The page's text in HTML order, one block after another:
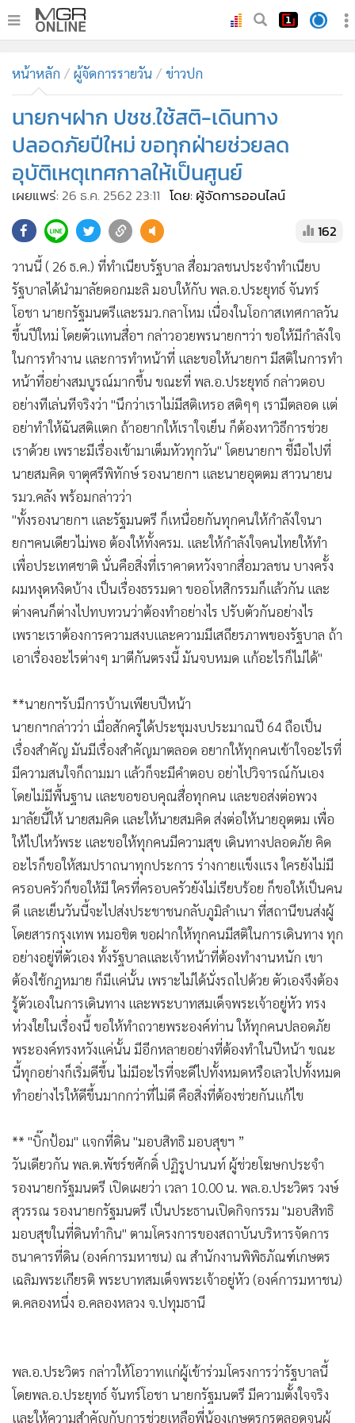
ทันเหตุการณ์
• ภาคใต้
ภูมิภาค
• บันเทิง
• คอลัมนิสต์
ละคร
•
CbizReview
• Cyber BIZ
• ผู้จัดกวน
• Good health & Well-being
• Green Innovation & SD
• Management & HR
• MGR Live
• Infographic
• การเมือง
• ท่องเที่ยว
กีฬา
• ต่างประเทศ
Special Scoop
เศรษฐกิจ-ธุรกิจ
• ชุมชน-คุณภาพชีวิต
• Motoring
• เกม
• วิทยาศาสตร์
• SMEs
• หุ้น
• อินโดจีน
• กองทุนรวม
• Celeb Online
• Factcheck
• ญี่ปุ่น
News1
•
Gotomanager
หน้าหลัก ผู้จัดการรายวัน ข่าวปก
นายกฯฝาก ปชช.ใช้สติ-เดินทาง
ปลอดภัยปีใหม่ ขอทุกฝ่ายช่วยลด
อุบัติเหตุเทศกาลให้เป็นศูนย์
เผยแพร่: 26 ธ.ค. 2562 23:11 โดย: ผู้จัดการออนไลน์
162
วานนี้ ( 26 ธ.ค.) ที่ทำเนียบรัฐบาล สื่อมวลชนประจำทำเนียบ
รัฐบาลได้นำมาลัยดอกมะลิ มอบให้กับ พล.อ.ประยุทธ์ จันทร์
โอชา นายกรัฐมนตรีและรมว.กลาโหม เนื่องในโอกาสเทศกาลวัน
ขึ้นปีใหม่ โดยตัวแทนสื่อฯ กล่าวอวยพรนายกฯว่า ขอให้มีกำลังใจ
ในการทำงาน และการทำหน้าที่ และขอให้นายกฯ มีสติในการทำ
หน้าที่อย่างสมบูรณ์มากขึ้น ขณะที่ พล.อ.ประยุทธ์ กล่าวตอบ
อย่างทีเล่นทีจริงว่า "นึกว่าเราไม่มีสติเหรอ สติๆๆ เรามีตลอด แต่
อย่าทำให้ฉันสติแตก ถ้าอยากให้เราใจเย็น ก็ต้องหาวิธีการช่วย
เราด้วย เพราะมีเรื่องเข้ามาเต็มหัวทุกวัน" โดยนายกฯ ชี้มือไปที่
นายสมคิด จาตุศรีพิทักษ์ รองนายกฯ และนายอุตตม สาวนายน
รมว.คลัง พร้อมกล่าวว่า
"ทั้งรองนายกฯ และรัฐมนตรี ก็เหนื่อยกันทุกคนให้กำลังใจนา
ยกฯคนเดียวไม่พอ ต้องให้ทั้งครม. และให้กำลังใจคนไทยให้ทำ
เพื่อประเทศชาติ นั่นคือสิ่งที่เราคาดหวังจากสื่อมวลชน บางครั้ง
ผมหงุดหงิดบ้าง เป็นเรื่องธรรมดา ขออโหสิกรรมก็แล้วกัน และ
ต่างคนก็ต่างไปทบทวนว่าต้องทำอย่างไร ปรับตัวกันอย่างไร
เพราะเราต้องการความสงบและความมีเสถียรภาพของรัฐบาล ถ้า
เอาเรื่องอะไรต่างๆ มาตีกันตรงนี้ มันจบหมด แก้อะไรก็ไม่ได้"
**นายกฯรับมีการบ้านเพียบปีหน้า
นายกฯกล่าวว่า เมื่อสักครู่ได้ประชุมงบประมาณปี 64 ถือเป็น
เรื่องสำคัญ มันมีเรื่องสำคัญมาตลอด อยากให้ทุกคนเข้าใจอะไรที่
มีความสนใจก็ถามมา แล้วก็จะมีคำตอบ อย่าไปวิจารณ์กันเอง
โดยไม่มีพื้นฐาน และขอขอบคุณสื่อทุกคน และขอส่งต่อพวง
มาลัยนี้ให้ นายสมคิด และให้นายสมคิด ส่งต่อให้นายอุตตม เพื่อ
ให้ไปไหว้พระ และขอให้ทุกคนมีความสุข เดินทางปลอดภัย คิด
อะไรก็ขอให้สมปราถนาทุกประการ ร่างกายแข็งแรง ใครยังไม่มี
ครอบครัวก็ขอให้มี ใครที่ครอบครัวยังไม่เรียบร้อย ก็ขอให้เป็นคน
ดี และเย็นวันนี้จะไปส่งประชาชนกลับภูมิลำเนา ที่สถานีขนส่งผู้
โดยสารกรุงเทพ หมอชิต ขอฝากให้ทุกคนมีสติในการเดินทาง ทุก
อย่างอยู่ที่ตัวเอง ทั้งรัฐบาลและเจ้าหน้าที่ต้องทำงานหนัก เขา
ต้องใช้กฎหมาย ก็มีแค่นั้น เพราะไม่ได้นั่งรถไปด้วย ตัวเองจึงต้อง
รู้ตัวเองในการเดินทาง และพระบาทสมเด็จพระเจ้าอยู่หัว ทรง
ห่วงใยในเรื่องนี้ ขอให้ทำถวายพระองค์ท่าน ให้ทุกคนปลอดภัย
พระองค์ทรงหวังแค่นั้น มีอีกหลายอย่างที่ต้องทำในปีหน้า ขณะ
นี้ทุกอย่างก็เริ่มดีขึ้น ไม่มีอะไรที่จะดีไปทั้งหมดหรือเลวไปทั้งหมด
ทำอย่างไรให้ดีขึ้นมากกว่าที่ไม่ดี คือสิ่งที่ต้องช่วยกันแก้ไข
** "บิ๊กป้อม" แจกที่ดิน "มอบสิทธิ มอบสุขฯ ”
วันเดียวกัน พล.ต.พัชร์ชศักดิ์ ปฏิรูปานนท์ ผู้ช่วยโฆษกประจำ
รองนายกรัฐมนตรี เปิดเผยว่า เวลา 10.00 น. พล.อ.ประวิตร วงษ์
สุวรรณ รองนายกรัฐมนตรี เป็นประธานเปิดกิจกรรม "มอบสิทธิ
มอบสุขในที่ดินทำกิน" ตามโครงการของสถาบันบริหารจัดการ
ธนาคารที่ดิน (องค์การมหาชน) ณ สำนักงานพิพิธภัณฑ์เกษตร
เฉลิมพระเกียรติ พระบาทสมเด็จพระเจ้าอยู่หัว (องค์การมหาชน)
ต.คลองหนึ่ง อ.คลองหลวง จ.ปทุมธานี
พล.อ.ประวิตร กล่าวให้โอวาทแก่ผู้เข้าร่วมโครงการว่ารัฐบาลนี้
โดยพล.อ.ประยุทธ์ จันทร์โอชา นายกรัฐมนตรี มีความตั้งใจจริง
และให้ความสำคัญกับการช่วยเหลือพี่น้องเกษตรกรตลอดจนผู้